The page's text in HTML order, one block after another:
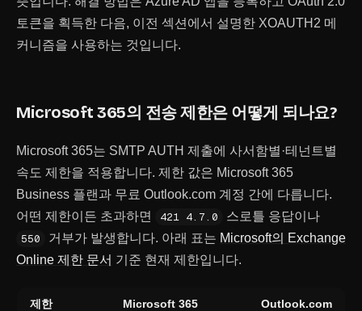
토큰을 획득한 다음, 이전 섹션에서 설명한 XOAUTH2 메
커니즘을 사용하는 것입니다.
Microsoft 365의 전송 제한은 어떻게 되나요?
Microsoft 365는 SMTP AUTH 제출에 사서함별·테넌트별
속도 제한을 적용합니다. 제한 값은 Microsoft 365
Business 플랜과 무료 Outlook.com 계정 간에 다릅니다.
어떤 제한이든 초과하면
421 4.7.0
스로틀 응답이나
550
거부가 발생합니다. 아래 표는 Microsoft의 Exchange
Online 제한 문서 기준 현재 제한입니다.
제한 Microsoft 365 Outlook.com